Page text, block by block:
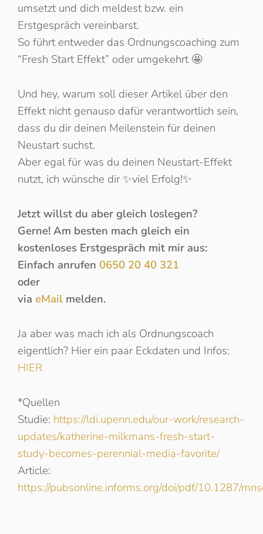
umsetzt und dich meldest bzw. ein
Erstgespräch vereinbarst.
So führt entweder das Ordnungscoaching zum
“Fresh Start Effekt” oder umgekehrt 🤩
Und hey, warum soll dieser Artikel über den
Effekt nicht genauso dafür verantwortlich sein,
dass du dir deinen Meilenstein für deinen
Neustart suchst.
Aber egal für was du deinen Neustart-Effekt
nutzt, ich wünsche dir ✨viel Erfolg!✨
Jetzt willst du aber gleich loslegen?
Gerne! Am besten mach gleich ein
kostenloses Erstgespräch mit mir aus:
Einfach anrufen 0650 20 40 321
oder
via eMail melden.
Ja aber was mach ich als Ordnungscoach
eigentlich? Hier ein paar Eckdaten und Infos:
HIER
*Quellen
Studie: https://ldi.upenn.edu/our-work/research-
updates/katherine-milkmans-fresh-start-
study-becomes-perennial-media-favorite/
Article:
https://pubsonline.informs.org/doi/pdf/10.1287/